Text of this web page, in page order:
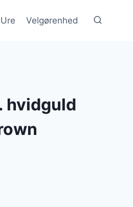
Ure Velgørenhed
hvidguld